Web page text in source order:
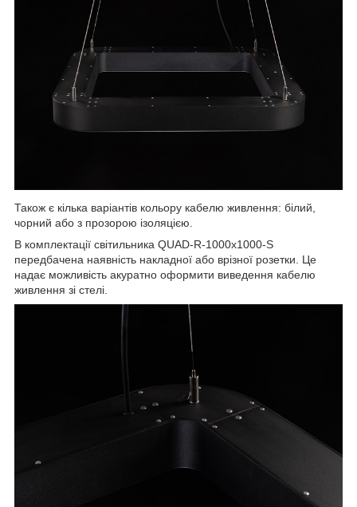
Також є кілька варіантів кольору кабелю живлення: білий,
чорний або з прозорою ізоляцією.
В комплектації світильника QUAD-R-1000x1000-S
передбачена наявність накладної або врізної розетки. Це
надає можливість акуратно оформити виведення кабелю
живлення зі стелі.